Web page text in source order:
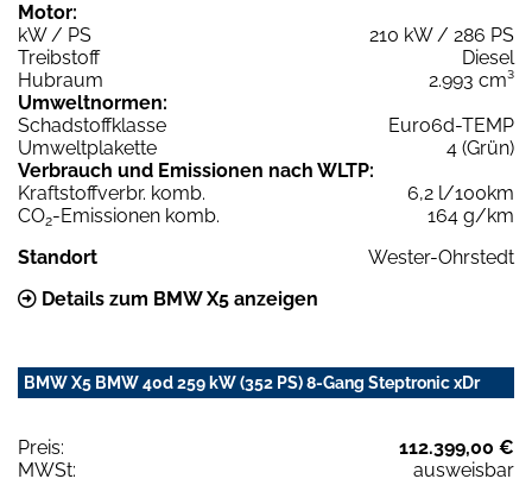
Motor:
kW / PS
210 kW / 286 PS
Treibstoff
Diesel
Hubraum
2.993 cm³
Umweltnormen:
Schadstoffklasse
Euro6d-TEMP
Umweltplakette
4 (Grün)
Verbrauch und Emissionen nach WLTP:
Kraftstoffverbr. komb.
6,2 l/100km
CO2-Emissionen komb.
164 g/km
Standort
Wester-Ohrstedt
Details zum BMW X5 anzeigen
BMW X5 BMW 40d 259 kW (352 PS) 8-Gang Steptronic xDr
Preis:
112.399,00 €
MWSt:
ausweisbar